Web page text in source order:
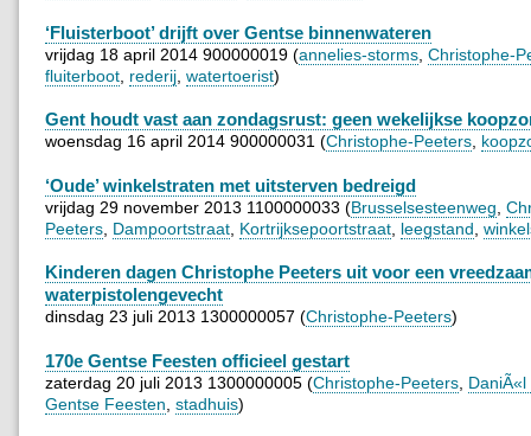
‘Fluisterboot’ drijft over Gentse binnenwateren
vrijdag 18 april 2014 900000019 (annelies-storms Christophe-
fluiterboot rederij watertoerist)
Gent houdt vast aan zondagsrust: geen wekelijkse
woensdag 16 april 2014 900000031 (Christophe-Peeters,
‘Oude’ winkelstraten met uitsterven bedreigd
vrijdag 29 november 2013 1100000033 (Brusselsesteenweg
Peeters Dampoortstraat Kortrijksepoortstraat leegstand
Kinderen dagen Christophe Peeters uit voor een
waterpistolengevecht
dinsdag 23 juli 2013 1300000057 (Christophe-Peeters)
170e Gentse Feesten officieel gestart
zaterdag 20 juli 2013 1300000005 (Christophe-Peeters DaniÃ«l
Gentse Feesten stadhuis)